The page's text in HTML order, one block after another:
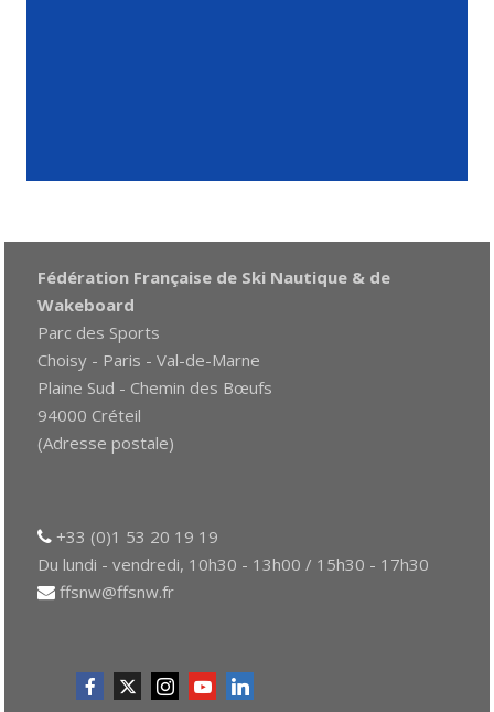
Fédération Française de Ski Nautique & de
Wakeboard
Parc des Sports
Choisy - Paris - Val-de-Marne
Plaine Sud - Chemin des Bœufs
94000 Créteil
(Adresse postale)
+33 (0)1 53 20 19 19
Du lundi - vendredi, 10h30 - 13h00 / 15h30 - 17h30
ffsnw@ffsnw.fr